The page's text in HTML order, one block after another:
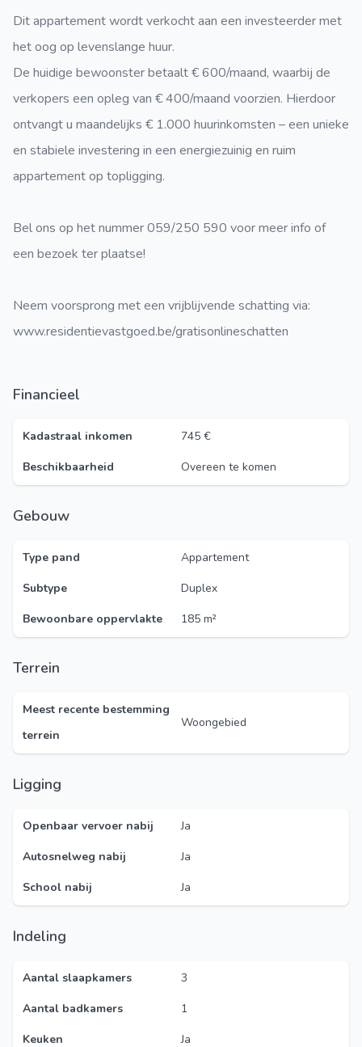
Dit appartement wordt verkocht aan een investeerder met
het oog op levenslange huur.
De huidige bewoonster betaalt € 600/maand, waarbij de
verkopers een opleg van € 400/maand voorzien. Hierdoor
ontvangt u maandelijks € 1.000 huurinkomsten – een unieke
en stabiele investering in een energiezuinig en ruim
appartement op topligging.
Bel ons op het nummer 059/250 590 voor meer info of
een bezoek ter plaatse!
Neem voorsprong met een vrijblijvende schatting via:
www.residentievastgoed.be/gratisonlineschatten
Financieel
Kadastraal inkomen
745 €
Beschikbaarheid
Overeen te komen
Gebouw
Type pand
Appartement
Subtype
Duplex
Bewoonbare oppervlakte
185 m²
Terrein
Meest recente bestemming
terrein
Woongebied
Ligging
Openbaar vervoer nabij
Ja
Autosnelweg nabij
Ja
School nabij
Ja
Indeling
Aantal slaapkamers
3
Aantal badkamers
1
Keuken
Ja